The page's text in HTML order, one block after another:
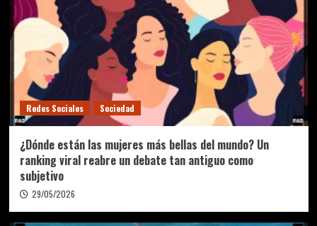
Redes Sociales Sociedad
¿Dónde están las mujeres más bellas del mundo? Un
ranking viral reabre un debate tan antiguo como
subjetivo
29/05/2026